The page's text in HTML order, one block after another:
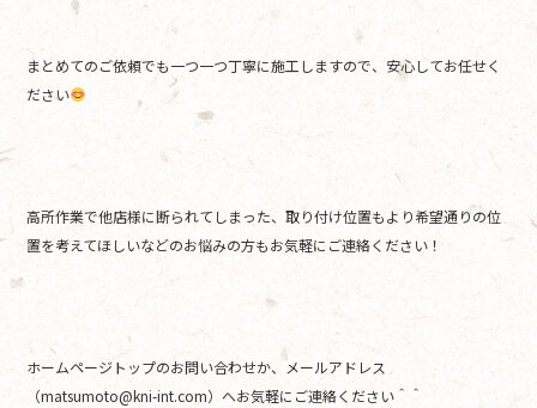
まとめてのご依頼でも一つ一つ丁寧に施工しますので、安心してお任せく
ださい
高所作業で他店様に断られてしまった、取り付け位置もより希望通りの位
置を考えてほしいなどのお悩みの方もお気軽にご連絡ください！
ホームページトップのお問い合わせか、メールアドレス
（matsumoto@kni-int.com）へお気軽にご連絡ください＾＾